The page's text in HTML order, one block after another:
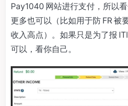
Pay1040 网站进行支付，所以
更多也可以（比如用于防 FR 被
收入高点）。如果只是为了报
可以，看你自己。